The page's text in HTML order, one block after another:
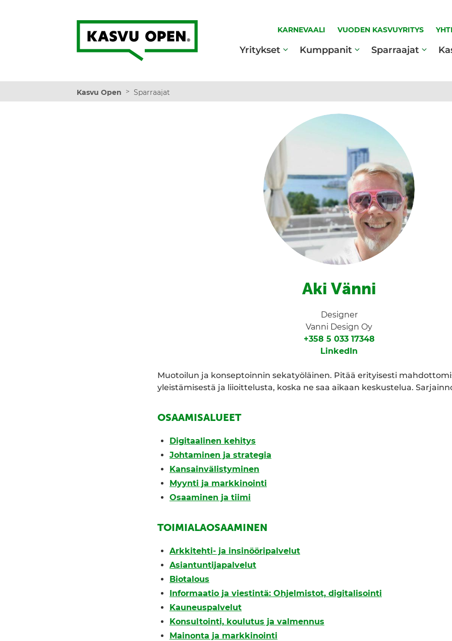
Kasvu Open
KARNEVAALI VUODEN KASVUYRITYS
Yritykset Kumppanit Sparraajat
Kasvu Open > Sparraajat
Aki Vänni
Designer
Vanni Design Oy
+358 5 033 17348
LinkedIn
Muotoilun ja konseptoinnin sekatyöläinen. Pitää erityisesti
yleistämisestä ja liioittelusta, koska ne saa aikaan keskustelua.
OSAAMISALUEET
Digitaalinen kehitys
Johtaminen ja strategia
Kansainvälistyminen
Myynti ja markkinointi
Osaaminen ja tiimi
TOIMIALAOSAAMINEN
Arkkitehti- ja insinööripalvelut
Asiantuntijapalvelut
Biotalous
Informaatio ja viestintä: Ohjelmistot, digitalisointi
Kauneuspalvelut
Konsultointi, koulutus ja valmennus
Mainonta ja markkinointi